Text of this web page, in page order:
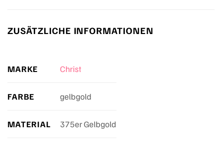
ZUSÄTZLICHE INFORMATIONEN
MARKE Christ
FARBE gelbgold
MATERIAL 375er Gelbgold